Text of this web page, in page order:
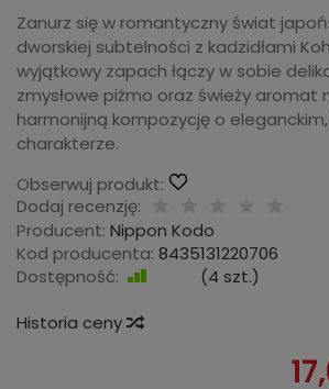
Zanurz się w romantyczny świat
dworskiej subtelności z kadzidłami
wyjątkowy zapach łączy w sobie
zmysłowe piżmo oraz świeży aromat
harmonijną kompozycję o
charakterze.
Obserwuj produkt:
Dodaj recenzję:
Producent: Nippon Kodo
Kod producenta: 8435131220706
Dostępność:
(4 szt.)
Historia ceny